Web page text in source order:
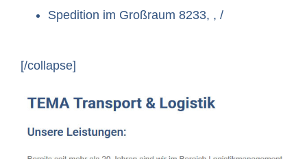
Spedition im Großraum 8233, , /
[/collapse]